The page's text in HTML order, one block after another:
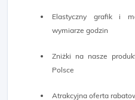
Elastyczny grafik i
wymiarze godzin
Zniżki na nasze
Polsce
Atrakcyjna oferta